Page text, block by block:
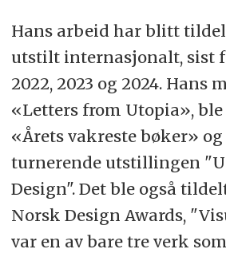
Hans arbeid har blitt
utstilt internasjonalt, sist
2022, 2023 og 2024. Hans
«Letters from Utopia»,
«Årets vakreste bøker»
turnerende utstillingen
Design". Det ble også
Norsk Design Awards,
var en av bare tre verk